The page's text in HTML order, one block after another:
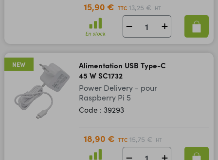
15,90 € TTC 13,25 € HT
En stock
NEW
Alimentation USB Type-C
45 W SC1732
Power Delivery - pour
Raspberry Pi 5
Code : 39293
18,90 € TTC 15,75 € HT